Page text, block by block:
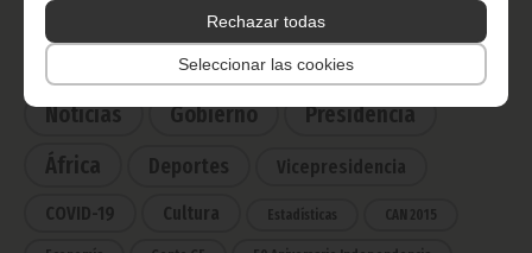
Rechazar todas
Seleccionar las cookies
Noticias Gobierno
Presidencia
África
Deportes Vicepresidencia
COVID-19 Cultura Estadísticas CAN 2015